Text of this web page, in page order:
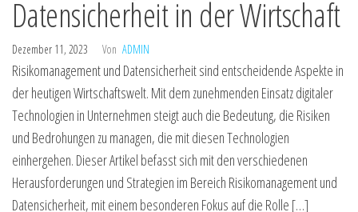
Datensicherheit in der Wirtschaft
Dezember 11, 2023 Von ADMIN
Risikomanagement und Datensicherheit sind entscheidende Aspekte in
der heutigen Wirtschaftswelt. Mit dem zunehmenden Einsatz digitaler
Technologien in Unternehmen steigt auch die Bedeutung, die Risiken
und Bedrohungen zu managen, die mit diesen Technologien
einhergehen. Dieser Artikel befasst sich mit den verschiedenen
Herausforderungen und Strategien im Bereich Risikomanagement und
Datensicherheit, mit einem besonderen Fokus auf die Rolle […]